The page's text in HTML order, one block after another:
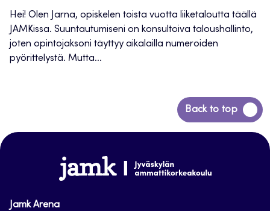
Hei! Olen Jarna, opiskelen toista vuotta liiketaloutta täällä
JAMKissa. Suuntautumiseni on konsultoiva taloushallinto,
joten opintojaksoni täyttyy aikalailla numeroiden
pyörittelystä. Mutta...
Back to top
Siirry
takaisin
www.jamk.fi
Jamk Arena